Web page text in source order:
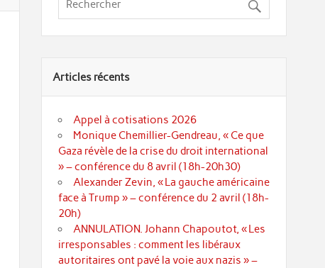
Articles récents
Appel à cotisations 2026
Monique Chemillier-Gendreau, « Ce que
Gaza révèle de la crise du droit international
» – conférence du 8 avril (18h-20h30)
Alexander Zevin, « La gauche américaine
face à Trump » – conférence du 2 avril (18h-
20h)
ANNULATION. Johann Chapoutot, « Les
irresponsables : comment les libéraux
autoritaires ont pavé la voie aux nazis » –